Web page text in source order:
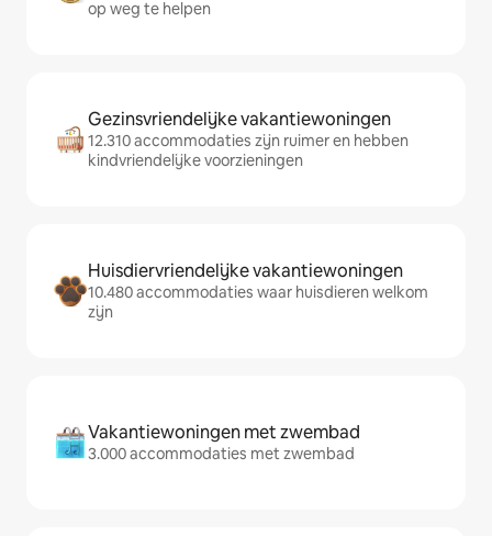
op weg te helpen
Gezinsvriendelijke vakantiewoningen
12.310 accommodaties zijn ruimer en hebben
kindvriendelijke voorzieningen
Huisdiervriendelijke vakantiewoningen
10.480 accommodaties waar huisdieren welkom
zijn
Vakantiewoningen met zwembad
3.000 accommodaties met zwembad